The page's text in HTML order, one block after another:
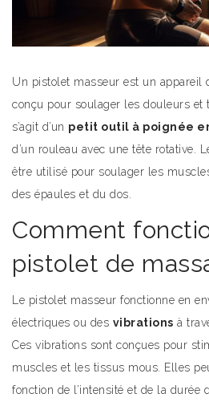
Un pistolet masseur est un appareil
conçu pour soulager les douleurs et
s’agit d’un petit outil à poignée
d’un rouleau avec une tête rotative.
être utilisé pour soulager les
des épaules et du dos.
Comment
pistolet de
Le pistolet masseur fonctionne en
électriques ou des vibrations à
Ces vibrations sont conçues pour
muscles et les tissus mous. Elles
fonction de l’intensité et de la durée